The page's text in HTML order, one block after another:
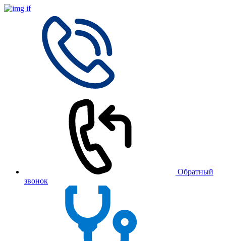
Обратный
звонок